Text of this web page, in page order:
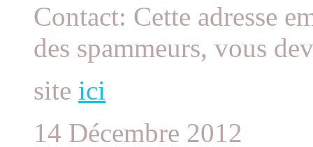
Contact: Cette adresse
des spammeurs, vous
site ici
14 Décembre 2012